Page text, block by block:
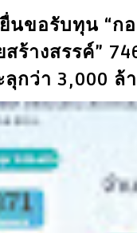
นขอรับทุน “ก
ร้างสรรค์”
ลุกว่า 3,000 ล้